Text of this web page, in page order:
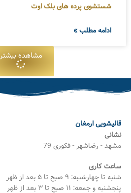
شستشوی پرده های بلک اوت
ادامه مطلب »
مشاهده بیشتر
قالیشویی ارمغان
نشانی
مشهد - رضاشهر - فکوری 79
ساعت کاری
شنبه تا چهارشنبه: ۹ صبح تا ۵ بعد از ظهر
پنجشنبه و جمعه: ۱۱ صبح تا ۳ بعد از ظهر